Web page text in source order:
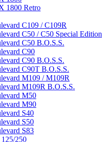
1800 Retro
C109 / C109R
C50 / C50 Special Edition
C50 B.O.S.S.
C90
C90 B.O.S.S.
C90T B.O.S.S.
M109 / M109R
M109R B.O.S.S.
M50
M90
S40
S50
S83
250